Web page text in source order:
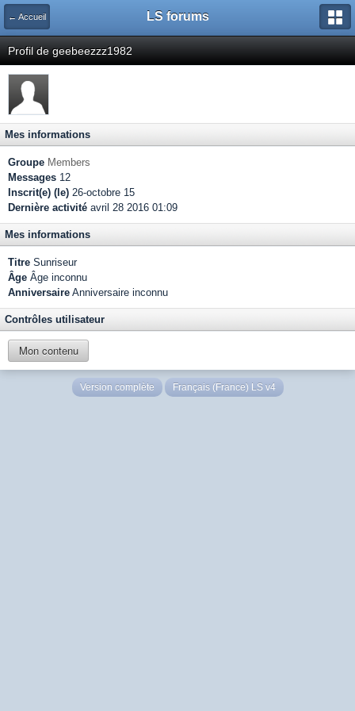
← Accueil LS forums
Profil de geebeezzz1982
Mes informations
Groupe Members
Messages 12
Inscrit(e) (le) 26-octobre 15
Dernière activité avril 28 2016 01:09
Mes informations
Titre Sunriseur
Âge Âge inconnu
Anniversaire Anniversaire inconnu
Contrôles utilisateur
Mon contenu
Version complète Français (France) LS v4